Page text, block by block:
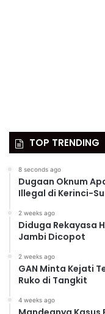
TOP TRENDING
8 seconds ago
Dugaan Oknum
Illegal di Kerinci-
2 weeks ago
Diduga Rekayasa
Jambi Dicopot
2 weeks ago
GAN Minta Kejati
Ruko di Tangkit
4 weeks ago